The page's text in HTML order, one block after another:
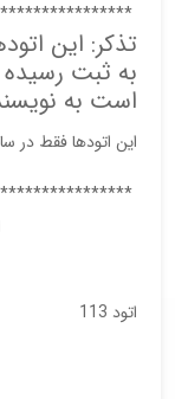
تذکر: این
به ثبت
است به
این اتودها فقط در
اتود 113